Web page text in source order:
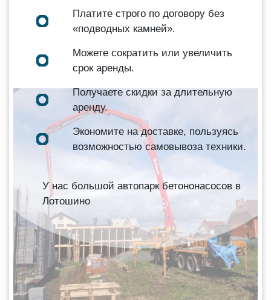
Платите строго по договору без
«подводных камней».
Можете сократить или увеличить
срок аренды.
Получаете скидки за длительную
аренду.
Экономите на доставке, пользуясь
возможностью самовывоза техники.
У нас большой автопарк бетононасосов в
Лотошино